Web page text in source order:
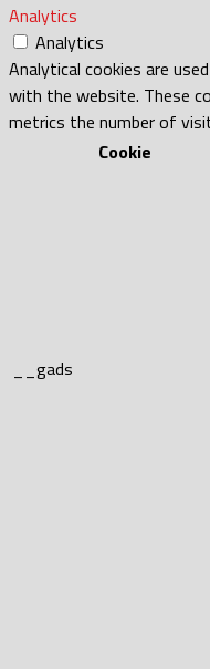
Analytics
Analytics
Analytical cookies are
with the website. These
metrics the number of
Cookie
__gads